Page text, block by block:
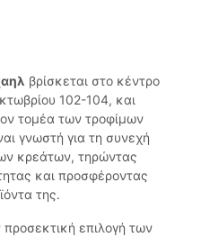
βρίσκεται στο κέντρο
102-104, και
τομέα των τροφίμων
γνωστή για τη συνεχή
κρεάτων, τηρώντας
και προσφέροντας
της.
προσεκτική επιλογή των